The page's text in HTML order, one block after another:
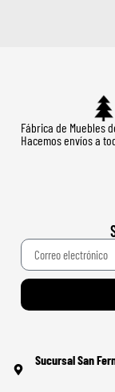
Fábrica de Muebles
Hacemos envíos a
Sucursal San